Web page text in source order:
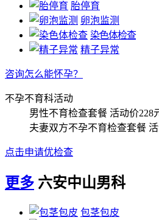
胎停育
卵泡监测
染色体检查
精子异常
咨询怎么能怀孕？
不孕不育科活动
男性不育检查套餐 活动价228
夫妻双方不孕不育检查套餐
点击申请优检查
更多 六安中山男科
包茎包皮